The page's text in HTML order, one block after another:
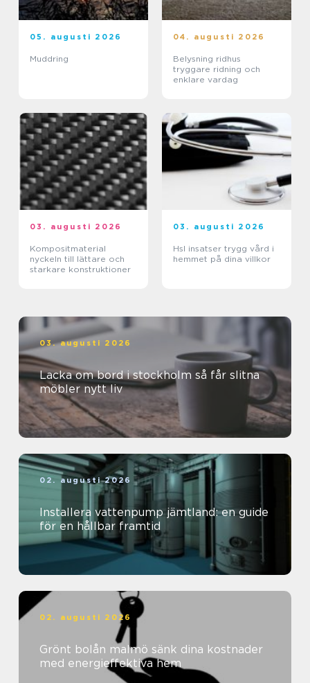
05. augusti 2026
Muddring
04. augusti 2026
Belysning ridhus
tryggare ridning och
enklare vardag
03. augusti 2026
Kompositmaterial
nyckeln till lättare och
starkare konstruktioner
03. augusti 2026
Hsl insatser trygg vård i
hemmet på dina villkor
03. augusti 2026
Lacka om bord i stockholm så får slitna
möbler nytt liv
02. augusti 2026
Installera vattenpump jämtland: en guide
för en hållbar framtid
02. augusti 2026
Grönt bolån malmö sänk dina kostnader
med energieffektiva hem